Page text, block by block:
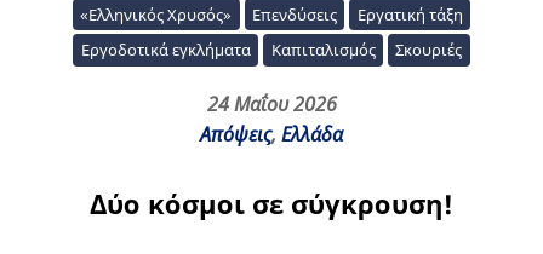
«Ελληνικός Χρυσός» Επενδύσεις
Εργατική τάξη
Εργοδοτικά εγκλήματα
Καπιταλισμός Σκουριές
24 Μαΐου 2026
Απόψεις, Ελλάδα
Δύο κόσμοι σε σύγκρουση!